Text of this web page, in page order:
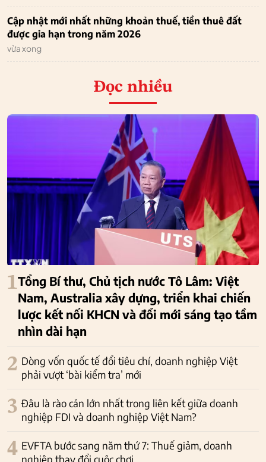
Cập nhật mới nhất những khoản thuế, tiền thuê đất
được gia hạn trong năm 2026
vừa xong
Đọc nhiều
1Tổng Bí thư, Chủ tịch nước Tô Lâm: Việt
Nam, Australia xây dựng, triển khai chiến
lược kết nối KHCN và đổi mới sáng tạo tầm
nhìn dài hạn
2 Dòng vốn quốc tế đổi tiêu chí, doanh nghiệp Việt
phải vượt ‘bài kiểm tra’ mới
3 Đâu là rào cản lớn nhất trong liên kết giữa doanh
nghiệp FDI và doanh nghiệp Việt Nam?
4 EVFTA bước sang năm thứ 7: Thuế giảm, doanh
nghiệp thay đổi cuộc chơi